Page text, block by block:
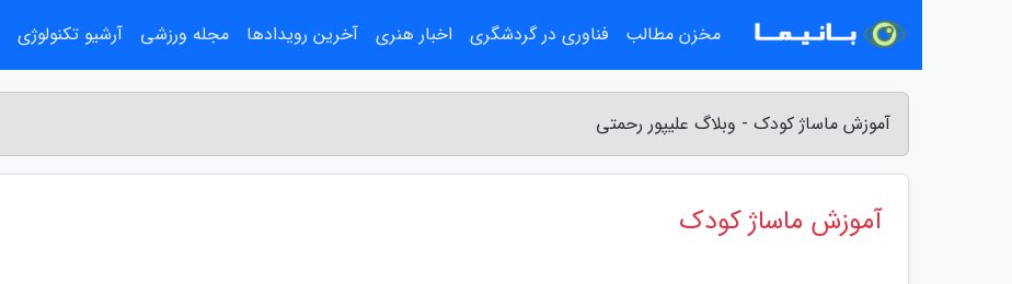
آموزش ماساژ کودک - وبلاگ علیپور رحمتی
آموزش ماساژ کودک
مخزن مطالب فناوری در گردشگری اخبار هنری آخرین رویدادها مجله ورزشی آرشیو تکنولوژی